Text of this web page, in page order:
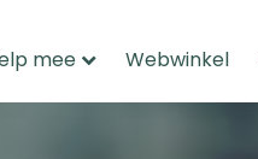
mee Webwinkel